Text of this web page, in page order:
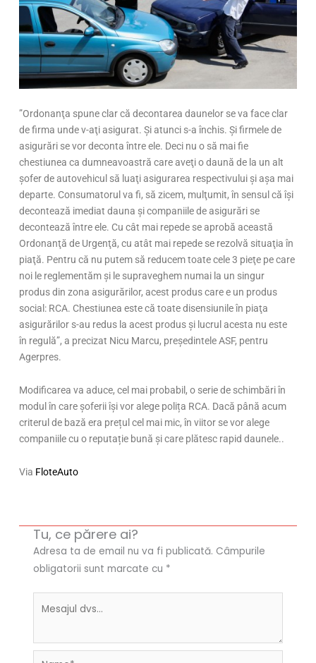
”Ordonanţa spune clar că decontarea daunelor se va face clar
de firma unde v-aţi asigurat. Şi atunci s-a închis. Şi firmele de
asigurări se vor deconta între ele. Deci nu o să mai fie
chestiunea ca dumneavoastră care aveţi o daună de la un alt
şofer de autovehicul să luaţi asigurarea respectivului şi aşa mai
departe. Consumatorul va fi, să zicem, mulţumit, în sensul că îşi
decontează imediat dauna şi companiile de asigurări se
decontează între ele. Cu cât mai repede se aprobă această
Ordonanţă de Urgenţă, cu atât mai repede se rezolvă situaţia în
piaţă. Pentru că nu putem să reducem toate cele 3 pieţe pe care
noi le reglementăm şi le supraveghem numai la un singur
produs din zona asigurărilor, acest produs care e un produs
social: RCA. Chestiunea este că toate disensiunile în piaţa
asigurărilor s-au redus la acest produs şi lucrul acesta nu este
în regulă”, a precizat Nicu Marcu, președintele ASF, pentru
Agerpres.
Modificarea va aduce, cel mai probabil, o serie de schimbări în
modul în care șoferii își vor alege polița RCA. Dacă până acum
criterul de bază era prețul cel mai mic, în viitor se vor alege
companiile cu o reputație bună și care plătesc rapid daunele..
Via FloteAuto
Tu, ce părere ai?
Adresa ta de email nu va fi publicată. Câmpurile
obligatorii sunt marcate cu *
Name*